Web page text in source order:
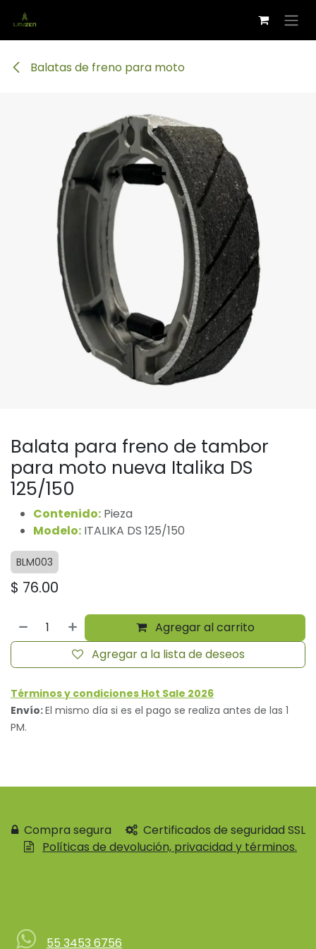
Balatas de freno para moto
Balata para freno de tambor
para moto nueva Italika DS
125/150
Contenido: Pieza
Modelo: ITALIKA DS 125/150
BLM003
$ 76.00
Agregar al carrito
Agregar a la lista de deseos
Términos y condiciones Hot Sale 2026
Envío:El mismo día si es el pago se realiza antes de las 1
PM.
Compra segura
Certificados de seguridad SSL
Políticas de devolución, privacidad y términos.
55 3453 6756